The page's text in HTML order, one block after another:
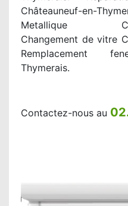
Châteauneuf-en-
Metallique
Changement de vitre
Remplacement
Thymerais.
Contactez-nous au